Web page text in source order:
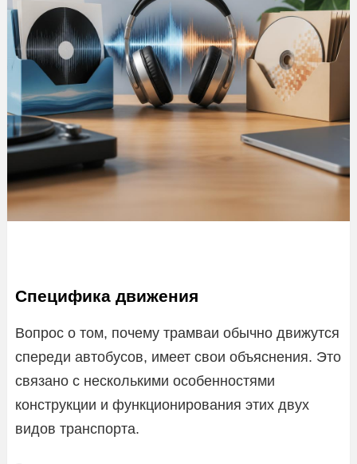
Специфика движения
Вопрос о том, почему трамваи обычно движутся
спереди автобусов, имеет свои объяснения. Это
связано с несколькими особенностями
конструкции и функционирования этих двух
видов транспорта.